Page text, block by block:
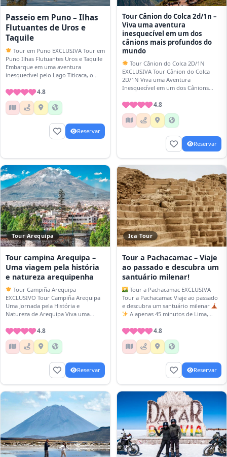
Passeio em Puno – Ilhas
Flutuantes de Uros e
Taquile
Tour em Puno EXCLUSIVA Tour em
Puno Ilhas Flutuantes Uros e Taquile
Embarque em uma aventura
inesquecível pelo Lago Titicaca, o
…
4.8
Reservar
Tour Cânion do Colca 2d/1n –
Viva uma aventura
inesquecível em um dos
cânions mais profundos do
mundo
Tour Cânion do Colca 2D/1N
EXCLUSIVA Tour Cânion do Colca
2D/1N Viva uma Aventura
Inesquecível em um dos Cânions
Embarque em uma aventura…
4.8
Reservar
Tour Arequipa
Tour campina Arequipa –
Uma viagem pela história
e natureza arequipenha
Tour Campiña Arequipa
EXCLUSIVO Tour Campiña Arequipa
Uma Jornada pela História e
Natureza de Arequipa Viva uma
Arequipa, um lugar cheio de história,
…
4.8
Reservar
Ica Tour
Tour a Pachacamac – Viaje
ao passado e descubra um
santuário milenar!
Tour a Pachacamac EXCLUSIVA
Tour a Pachacamac Viaje ao passado
e descubra um santuário milenar
A apenas 45 minutos de Lima,
arqueológicos…
4.8
Reservar